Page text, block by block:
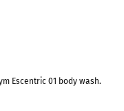
Escentric 01 body wash.